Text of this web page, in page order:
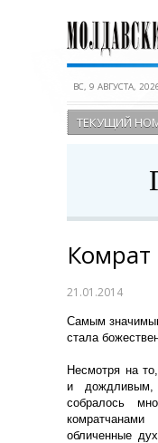
ВС, 9 АВГУСТА,
ТЕКУЩИЙ
Комрат
21.01.2014
Самым
стала
Несмотря на
и
собралось
обличенные